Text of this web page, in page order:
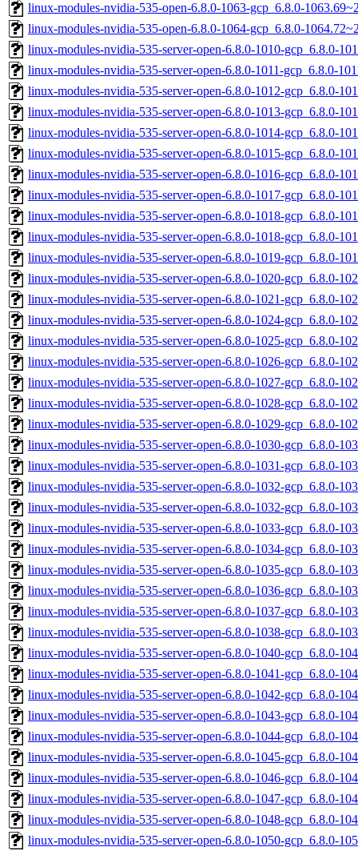
linux-modules-nvidia-535-open-6.8.0-1063-gcp_6.8.0-
linux-modules-nvidia-535-open-6.8.0-1064-gcp_6.8.0-
linux-modules-nvidia-535-server-open-6.8.0-1010-gcp_6.8.0-
linux-modules-nvidia-535-server-open-6.8.0-1011-gcp_6.8.0-
linux-modules-nvidia-535-server-open-6.8.0-1012-gcp_6.8.0-
linux-modules-nvidia-535-server-open-6.8.0-1013-gcp_6.8.0-
linux-modules-nvidia-535-server-open-6.8.0-1014-gcp_6.8.0-
linux-modules-nvidia-535-server-open-6.8.0-1015-gcp_6.8.0-
linux-modules-nvidia-535-server-open-6.8.0-1016-gcp_6.8.0-
linux-modules-nvidia-535-server-open-6.8.0-1017-gcp_6.8.0-
linux-modules-nvidia-535-server-open-6.8.0-1018-gcp_6.8.0-
linux-modules-nvidia-535-server-open-6.8.0-1018-gcp_6.8.0-
linux-modules-nvidia-535-server-open-6.8.0-1019-gcp_6.8.0-
linux-modules-nvidia-535-server-open-6.8.0-1020-gcp_6.8.0-
linux-modules-nvidia-535-server-open-6.8.0-1021-gcp_6.8.0-
linux-modules-nvidia-535-server-open-6.8.0-1024-gcp_6.8.0-
linux-modules-nvidia-535-server-open-6.8.0-1025-gcp_6.8.0-
linux-modules-nvidia-535-server-open-6.8.0-1026-gcp_6.8.0-
linux-modules-nvidia-535-server-open-6.8.0-1027-gcp_6.8.0-
linux-modules-nvidia-535-server-open-6.8.0-1028-gcp_6.8.0-
linux-modules-nvidia-535-server-open-6.8.0-1029-gcp_6.8.0-
linux-modules-nvidia-535-server-open-6.8.0-1030-gcp_6.8.0-
linux-modules-nvidia-535-server-open-6.8.0-1031-gcp_6.8.0-
linux-modules-nvidia-535-server-open-6.8.0-1032-gcp_6.8.0-
linux-modules-nvidia-535-server-open-6.8.0-1032-gcp_6.8.0-
linux-modules-nvidia-535-server-open-6.8.0-1033-gcp_6.8.0-
linux-modules-nvidia-535-server-open-6.8.0-1034-gcp_6.8.0-
linux-modules-nvidia-535-server-open-6.8.0-1035-gcp_6.8.0-
linux-modules-nvidia-535-server-open-6.8.0-1036-gcp_6.8.0-
linux-modules-nvidia-535-server-open-6.8.0-1037-gcp_6.8.0-
linux-modules-nvidia-535-server-open-6.8.0-1038-gcp_6.8.0-
linux-modules-nvidia-535-server-open-6.8.0-1040-gcp_6.8.0-
linux-modules-nvidia-535-server-open-6.8.0-1041-gcp_6.8.0-
linux-modules-nvidia-535-server-open-6.8.0-1042-gcp_6.8.0-
linux-modules-nvidia-535-server-open-6.8.0-1043-gcp_6.8.0-
linux-modules-nvidia-535-server-open-6.8.0-1044-gcp_6.8.0-
linux-modules-nvidia-535-server-open-6.8.0-1045-gcp_6.8.0-
linux-modules-nvidia-535-server-open-6.8.0-1046-gcp_6.8.0-
linux-modules-nvidia-535-server-open-6.8.0-1047-gcp_6.8.0-
linux-modules-nvidia-535-server-open-6.8.0-1048-gcp_6.8.0-
linux-modules-nvidia-535-server-open-6.8.0-1050-gcp_6.8.0-